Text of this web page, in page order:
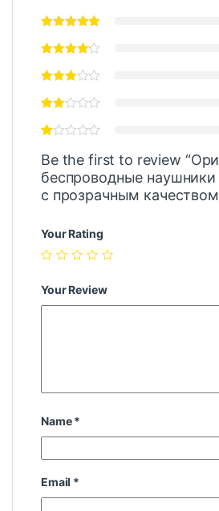
Be the first to review
беспроводные
с прозрачным качеством
Your Rating
Your Review
Name*
Email *